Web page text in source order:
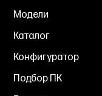
Модели
Каталог
Конфигуратор
Подбор ПК